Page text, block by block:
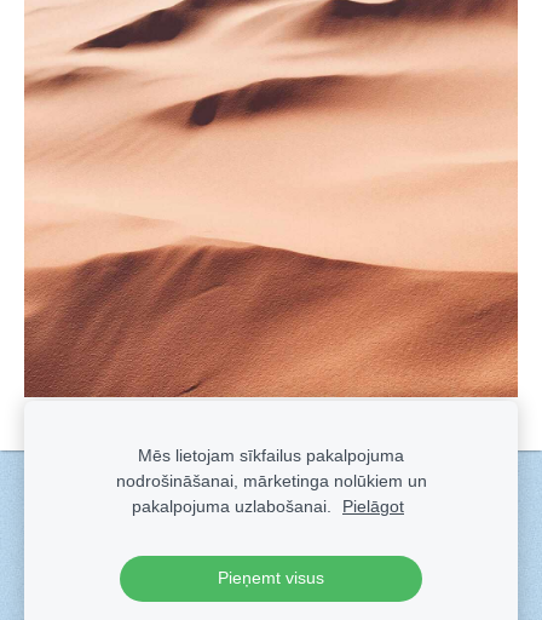
Sīkdatnes
Veidots arSadarbe- labo mājas lapu ģeneratoru.
Mēs lietojam sīkfailus pakalpojuma
nodrošināšanai, mārketinga nolūkiem un
pakalpojuma uzlabošanai.
Pielāgot
Pieņemt visus